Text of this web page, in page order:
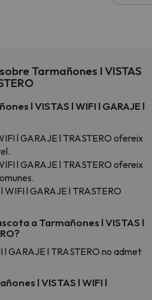
Tarmañones l VISTAS
l VISTAS l WIFI l GARAJE l
l GARAJE l TRASTERO ofereix
l GARAJE l TRASTERO ofereix
WIFI l GARAJE l TRASTERO
a Tarmañones l VISTAS l
l GARAJE l TRASTERO no admet
l VISTAS l WIFI l